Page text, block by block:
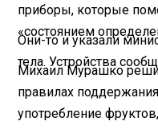
приборы, которые
«состоянием
Они-то и указали
тела. Устройства
Михаил Мурашко
правилах
употребление